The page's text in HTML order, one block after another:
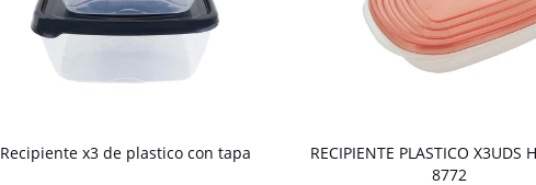
Recipiente x3 de plastico con tapa
RECIPIENTE PLASTICO X3UDS
8772